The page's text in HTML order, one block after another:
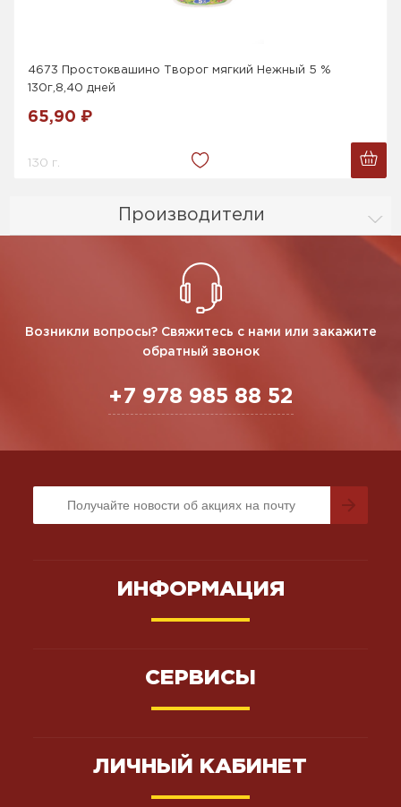
Производители
4673 Простоквашино Творог мягкий Нежный 5 %
130г,8,40 дней
65,90 ₽
130 г.
Возникли вопросы? Свяжитесь с нами или закажите
обратный звонок
+7 978 985 88 52
ИНФОРМАЦИЯ
СЕРВИСЫ
ЛИЧНЫЙ КАБИНЕТ